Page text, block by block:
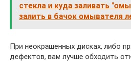
стекла и куда заливать
залить в бачок омывателя
При неокрашенных дисках, либо
дефектов, вам лучше обходить